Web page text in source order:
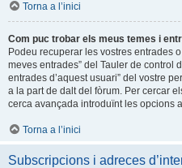
Torna a l’inici
Com puc trobar els meus temes i
Podeu recuperar les vostres entrades
meves entrades” del Tauler de control
entrades d’aquest usuari” del vostre
a la part de dalt del fòrum. Per cercar
cerca avançada introduïnt les opcions
Torna a l’inici
Subscripcions i adreces